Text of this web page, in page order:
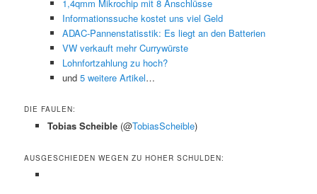
1,4qmm Mikrochip mit 8 Anschlüsse
Informationssuche kostet uns viel Geld
ADAC-Pannenstatisstik: Es liegt an den Batterien
VW verkauft mehr Currywürste
Lohnfortzahlung zu hoch?
und 5 weitere Artikel…
DIE FAULEN:
Tobias Scheible (@TobiasScheible)
AUSGESCHIEDEN WEGEN ZU HOHER SCHULDEN: